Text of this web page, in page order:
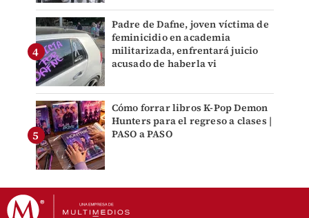
Padre de Dafne, joven víctima de
feminicidio en academia
militarizada, enfrentará juicio
acusado de haberla vi
Cómo forrar libros K-Pop Demon
Hunters para el regreso a clases |
PASO a PASO